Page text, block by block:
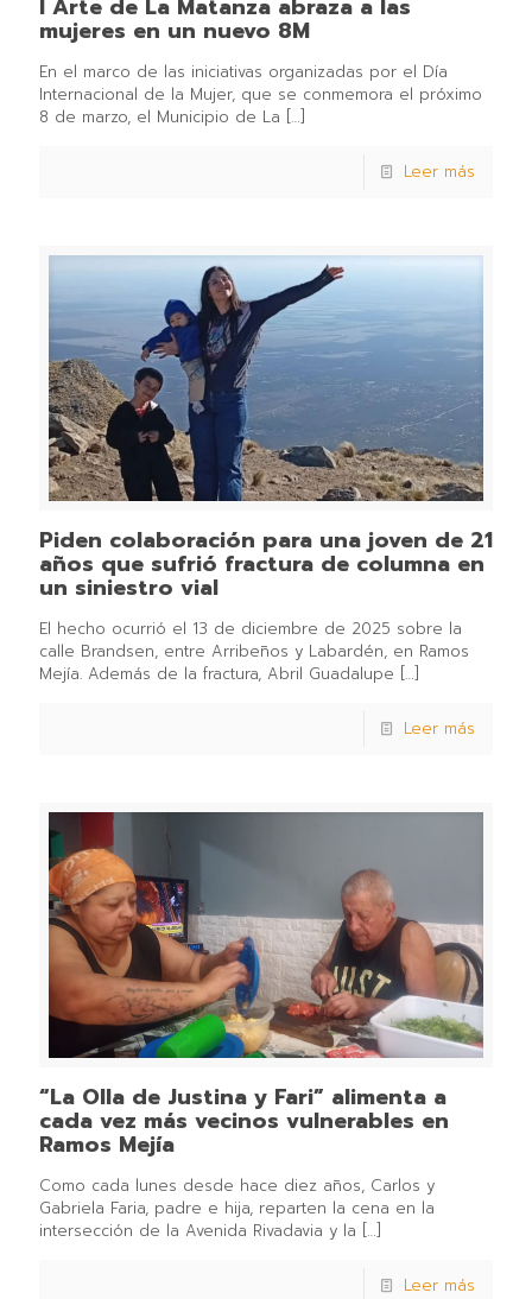
l Arte de La Matanza abraza a las
mujeres en un nuevo 8M
En el marco de las iniciativas organizadas por el Día
Internacional de la Mujer, que se conmemora el próximo
8 de marzo, el Municipio de La […]
Leer más
Piden colaboración para una joven de 21
años que sufrió fractura de columna en
un siniestro vial
El hecho ocurrió el 13 de diciembre de 2025 sobre la
calle Brandsen, entre Arribeños y Labardén, en Ramos
Mejía. Además de la fractura, Abril Guadalupe […]
Leer más
“La Olla de Justina y Fari” alimenta a
cada vez más vecinos vulnerables en
Ramos Mejía
Como cada lunes desde hace diez años, Carlos y
Gabriela Faria, padre e hija, reparten la cena en la
intersección de la Avenida Rivadavia y la […]
Leer más